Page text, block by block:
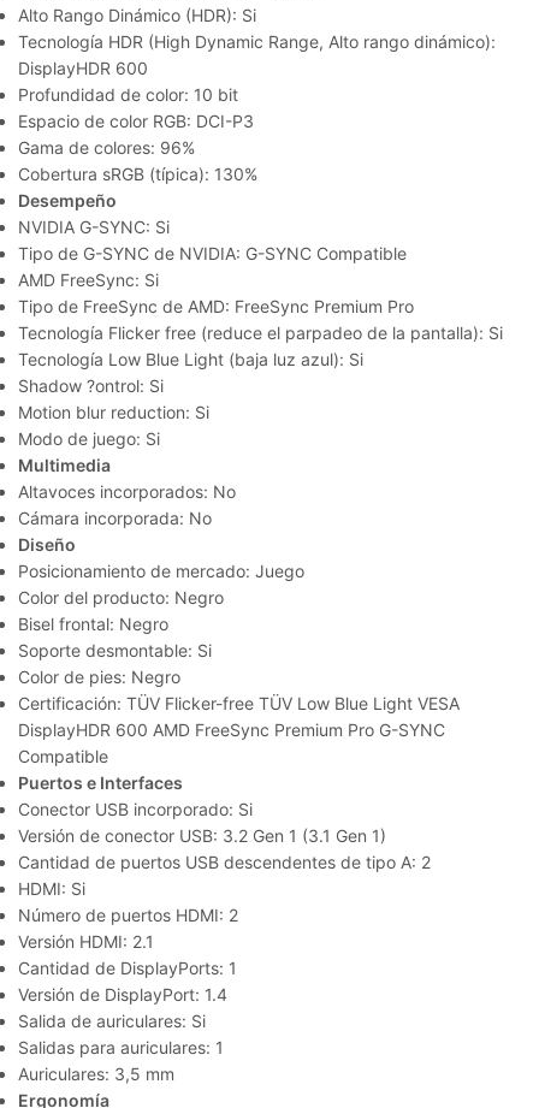
Alto Rango Dinámico (HDR): Si
Tecnología HDR (High Dynamic Range, Alto rango dinámico):
DisplayHDR 600
Profundidad de color: 10 bit
Espacio de color RGB: DCI-P3
Gama de colores: 96%
Cobertura sRGB (típica): 130%
Desempeño
NVIDIA G-SYNC: Si
Tipo de G-SYNC de NVIDIA: G-SYNC Compatible
AMD FreeSync: Si
Tipo de FreeSync de AMD: FreeSync Premium Pro
Tecnología Flicker free (reduce el parpadeo de la pantalla): Si
Tecnología Low Blue Light (baja luz azul): Si
Shadow ?ontrol: Si
Motion blur reduction: Si
Modo de juego: Si
Multimedia
Altavoces incorporados: No
Cámara incorporada: No
Diseño
Posicionamiento de mercado: Juego
Color del producto: Negro
Bisel frontal: Negro
Soporte desmontable: Si
Color de pies: Negro
Certificación: TÜV Flicker-free TÜV Low Blue Light VESA
DisplayHDR 600 AMD FreeSync Premium Pro G-SYNC
Compatible
Puertos e Interfaces
Conector USB incorporado: Si
Versión de conector USB: 3.2 Gen 1 (3.1 Gen 1)
Cantidad de puertos USB descendentes de tipo A: 2
HDMI: Si
Número de puertos HDMI: 2
Versión HDMI: 2.1
Cantidad de DisplayPorts: 1
Versión de DisplayPort: 1.4
Salida de auriculares: Si
Salidas para auriculares: 1
Auriculares: 3,5 mm
Ergonomía